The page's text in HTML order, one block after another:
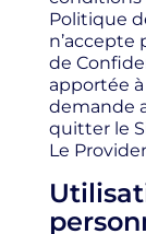
Politique
n’accepte
de
apportée
demande
quitter le
Le